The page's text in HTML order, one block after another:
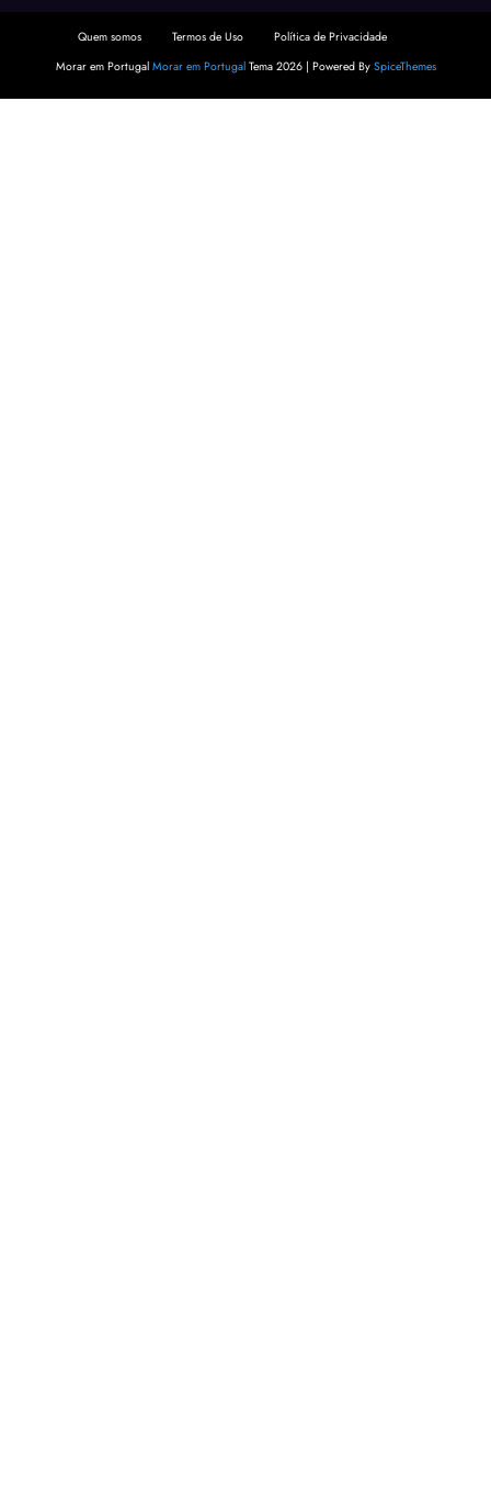
Quem somos Termos de Uso
Política de Privacidade
Morar em Portugal Morar em PortugalTema 2026 | Powered By SpiceThemes